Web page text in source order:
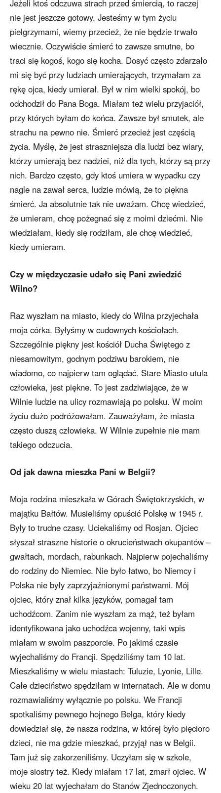
Jeżeli ktoś odczuwa strach przed śmiercią, to raczej
nie jest jeszcze gotowy. Jesteśmy w tym życiu
pielgrzymami, wiemy przecież, że nie będzie trwało
wiecznie. Oczywiście śmierć to zawsze smutne, bo
traci się kogoś, kogo się kocha. Dosyć często zdarzało
mi się być przy ludziach umierających, trzymałam za
rękę ojca, kiedy umierał. Był w nim wielki spokój, bo
odchodził do Pana Boga. Miałam też wielu przyjaciół,
przy których byłam do końca. Zawsze był smutek, ale
strachu na pewno nie. Śmierć przecież jest częścią
życia. Myślę, że jest straszniejsza dla ludzi bez wiary,
którzy umierają bez nadziei, niż dla tych, którzy są przy
nich. Bardzo często, gdy ktoś umiera w wypadku czy
nagle na zawał serca, ludzie mówią, że to piękna
śmierć. Ja absolutnie tak nie uważam. Chcę wiedzieć,
że umieram, chcę pożegnać się z moimi dziećmi. Nie
wiedziałam, kiedy się rodziłam, ale chcę wiedzieć,
kiedy umieram.
Czy w międzyczasie udało się Pani zwiedzić
Wilno?
Raz wyszłam na miasto, kiedy do Wilna przyjechała
moja córka. Byłyśmy w cudownych kościołach.
Szczególnie piękny jest kościół Ducha Świętego z
niesamowitym, godnym podziwu barokiem, nie
wiadomo, co najpierw tam oglądać. Stare Miasto utula
człowieka, jest piękne. To jest zadziwiające, że w
Wilnie ludzie na ulicy rozmawiają po polsku. W moim
życiu dużo podróżowałam. Zauważyłam, że miasta
często duszą człowieka. W Wilnie zupełnie nie mam
takiego odczucia.
Od jak dawna mieszka Pani w Belgii?
Moja rodzina mieszkała w Górach Świętokrzyskich, w
majątku Bałtów. Musieliśmy opuścić Polskę w 1945 r.
Były to trudne czasy. Uciekaliśmy od Rosjan. Ojciec
słyszał straszne historie o okrucieństwach okupantów –
gwałtach, mordach, rabunkach. Najpierw pojechaliśmy
do rodziny do Niemiec. Nie było łatwo, bo Niemcy i
Polska nie były zaprzyjaźnionymi państwami. Mój
ojciec, który znał kilka języków, pomagał tam
uchodźcom. Zanim nie wyszłam za mąż, też byłam
identyfikowana jako uchodźca wojenny, taki wpis
miałam w swoim paszporcie. Po jakimś czasie
wyjechaliśmy do Francji. Spędziliśmy tam 10 lat.
Mieszkaliśmy w wielu miastach: Tuluzie, Lyonie, Lille.
Całe dzieciństwo spędziłam w internatach. Ale w domu
rozmawialiśmy wyłącznie po polsku. We Francji
spotkaliśmy pewnego hojnego Belga, który kiedy
dowiedział się, że nasza rodzina, w której było pięcioro
dzieci, nie ma gdzie mieszkać, przyjął nas w Belgii.
Tam już się zakorzeniliśmy. Uczyłam się w szkole,
moje siostry też. Kiedy miałam 17 lat, zmarł ojciec. W
wieku 20 lat wyjechałam do Stanów Zjednoczonych.